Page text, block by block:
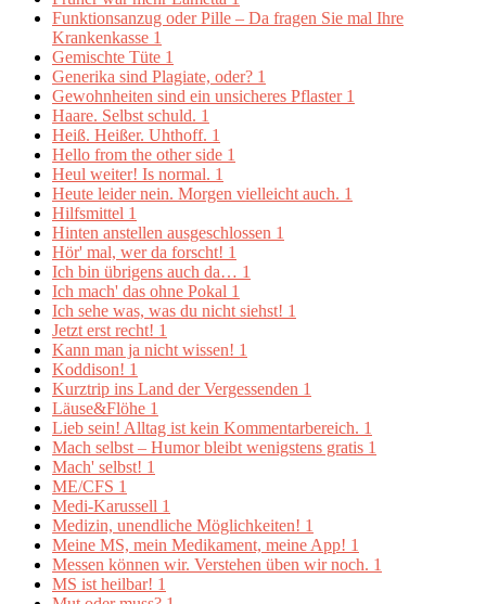
Funktionsanzug oder Pille – Da fragen Sie mal Ihre
Krankenkasse 1
Gemischte Tüte 1
Generika sind Plagiate, oder? 1
Gewohnheiten sind ein unsicheres Pflaster 1
Haare. Selbst schuld. 1
Heiß. Heißer. Uhthoff. 1
Hello from the other side 1
Heul weiter! Is normal. 1
Heute leider nein. Morgen vielleicht auch. 1
Hilfsmittel 1
Hinten anstellen ausgeschlossen 1
Hör' mal, wer da forscht! 1
Ich bin übrigens auch da… 1
Ich mach' das ohne Pokal 1
Ich sehe was, was du nicht siehst! 1
Jetzt erst recht! 1
Kann man ja nicht wissen! 1
Koddison! 1
Kurztrip ins Land der Vergessenden 1
Läuse&Flöhe 1
Lieb sein! Alltag ist kein Kommentarbereich. 1
Mach selbst – Humor bleibt wenigstens gratis 1
Mach' selbst! 1
ME/CFS 1
Medi-Karussell 1
Medizin, unendliche Möglichkeiten! 1
Meine MS, mein Medikament, meine App! 1
Messen können wir. Verstehen üben wir noch. 1
MS ist heilbar! 1